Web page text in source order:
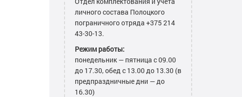
личного состава Полоцкого
пограничного отряда +375 214
43-30-13.
Режим работы:
понедельник — пятница с 09.00
до 17.30, обед с 13.00 до 13.30 (в
предпраздничные дни — до
16.30)